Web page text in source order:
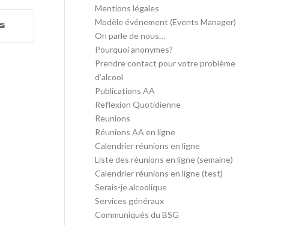
Mentions légales
Modèle événement (Events Manager)
On parle de nous…
Pourquoi anonymes?
Prendre contact pour votre problème
d’alcool
Publications AA
Reflexion Quotidienne
Reunions
Réunions AA en ligne
Calendrier réunions en ligne
Liste des réunions en ligne (semaine)
Calendrier réunions en ligne (test)
Serais-je alcoolique
Services généraux
Communiqués du BSG